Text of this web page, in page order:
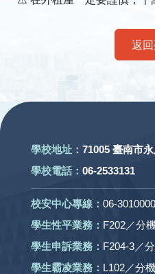
返
學校地址： 71005 臺南市
學校電話： 06-2533131
校安中心專線： 06-3010000
學生性平業務： F202／分
學生申訴業務： F204-3／
學生霸凌業務： L102／分